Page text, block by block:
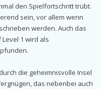
den Spielfortschritt trübt.
sein, vor allem wenn
werden. Auch das
1 wird als
die geheimnisvolle Insel
das nebenbei auch